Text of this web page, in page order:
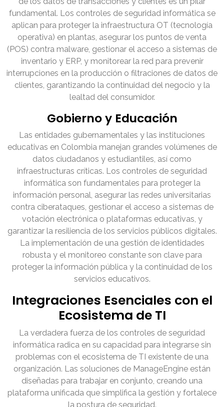
fundamental. Los controles de seguridad informática se
aplican para proteger la infraestructura OT (tecnología
operativa) en plantas, asegurar los puntos de venta
(POS) contra malware, gestionar el acceso a sistemas de
inventario y ERP, y monitorear la red para prevenir
interrupciones en la producción o filtraciones de datos de
clientes, garantizando la continuidad del negocio y la
lealtad del consumidor.
Gobierno y Educación
Las entidades gubernamentales y las instituciones
educativas en Colombia manejan grandes volúmenes de
datos ciudadanos y estudiantiles, así como
infraestructuras críticas. Los controles de seguridad
informática son fundamentales para proteger la
información personal, asegurar las redes universitarias
contra ciberataques, gestionar el acceso a sistemas de
votación electrónica o plataformas educativas, y
garantizar la resiliencia de los servicios públicos digitales.
La implementación de una gestión de identidades
robusta y el monitoreo constante son clave para
proteger la información pública y la continuidad de los
servicios educativos.
Integraciones Esenciales con el
Ecosistema de TI
La verdadera fuerza de los controles de seguridad
informática radica en su capacidad para integrarse sin
problemas con el ecosistema de TI existente de una
organización. Las soluciones de ManageEngine están
diseñadas para trabajar en conjunto, creando una
plataforma unificada que simplifica la gestión y fortalece
la postura de seguridad.